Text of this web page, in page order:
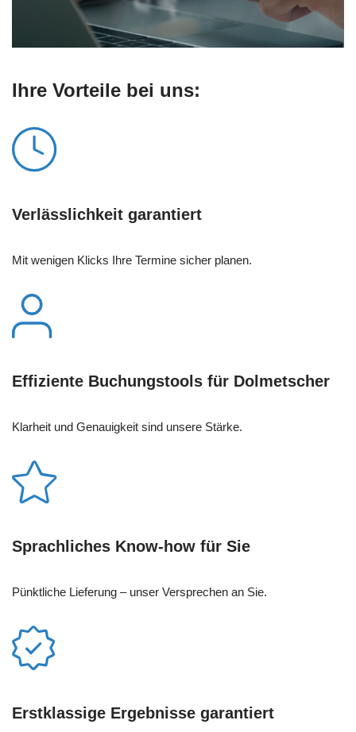
Ihre Vorteile bei uns:
Verlässlichkeit garantiert
Mit wenigen Klicks Ihre Termine sicher planen.
Effiziente Buchungstools für Dolmetscher
Klarheit und Genauigkeit sind unsere Stärke.
Sprachliches Know-how für Sie
Pünktliche Lieferung – unser Versprechen an Sie.
Erstklassige Ergebnisse garantiert